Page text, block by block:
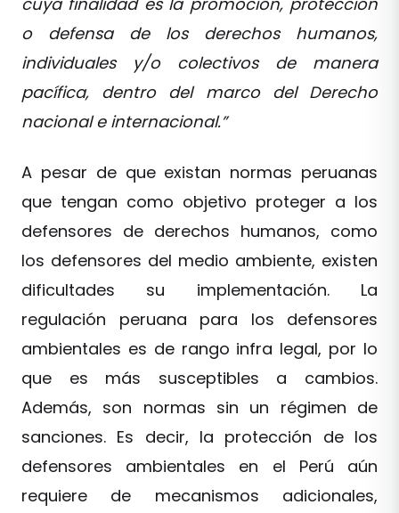
o defensa de los derechos humanos,
individuales y/o colectivos de manera
pacífica, dentro del marco del Derecho
nacional e internacional.”
A pesar de que existan normas peruanas
que tengan como objetivo proteger a los
defensores de derechos humanos, como
los defensores del medio ambiente, existen
dificultades su implementación. La
regulación peruana para los defensores
ambientales es de rango infra legal, por lo
que es más susceptibles a cambios.
Además, son normas sin un régimen de
sanciones. Es decir, la protección de los
defensores ambientales en el Perú aún
requiere de mecanismos adicionales,